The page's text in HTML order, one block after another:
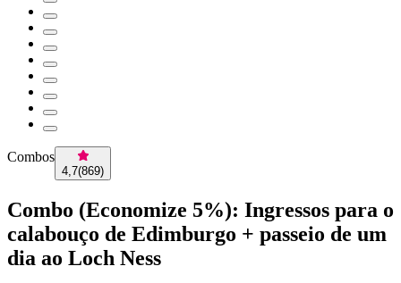
Combos
4,7(869)
Combo (Economize 5%): Ingressos para o
calabouço de Edimburgo + passeio de um
dia ao Loch Ness